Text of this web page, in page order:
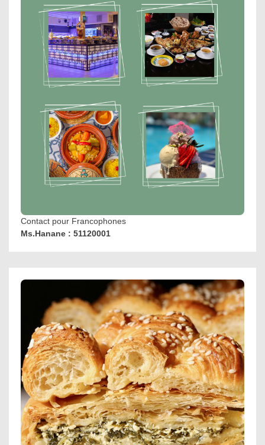
Contact pour Francophones
Ms.Hanane : 51120001